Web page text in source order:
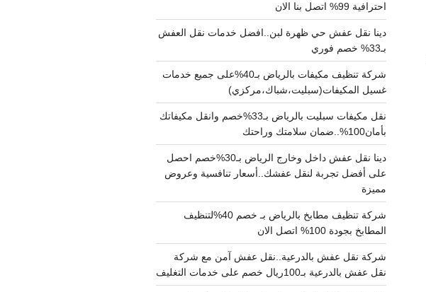
احترافية 99% اتصل بنا الان
دينا نقل عفش حي ظهرة لبن..افضل خدمات نقل العفش
بـ33% خصم فوري
شركة تنظيف مكيفات بالرياض بـ40%على جميع خدمات
غسيل المكيفات(سبليت،شباك،مركزي)
نقل مكيفات سبليت بالرياض بـ33%خصم وانقل مكيفاتك
بأمان100%..ضمان سلامتك وراحتك
دينا نقل عفش داخل وخارج الرياض بـ30%خصم احصل
على أفضل تجربة لنقل عفشك..أسعار تنافسية وعروض
مميزة
شركة تنظيف مطابخ بالرياض بـ خصم 40%لتنظيف
المطابخ بجودة 100% اتصل الان
شركة نقل عفش بالدرعية..نقل عفش آمن مع شركة
نقل عفش بالدرعية بـ100ريال خصم على خدمات التغليف